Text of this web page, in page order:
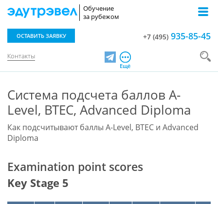
Обучение
за рубежом
Контакты
ОСТАВИТЬ ЗАЯВКУ +7 (495) 935-85-45
TelegramЕщё
Система подсчета баллов A-
Level, BTEC, Advanced Diploma
Как подсчитывают баллы A-Level, BTEC и Advanced
Diploma
Examination point scores
Key Stage 5